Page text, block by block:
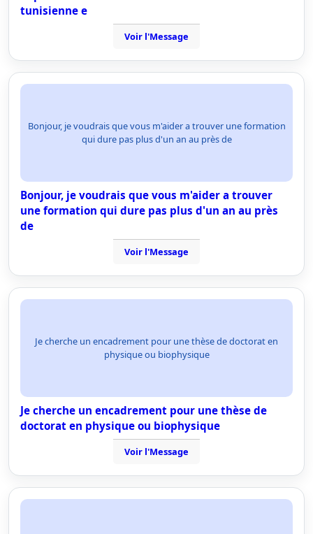
tunisienne e
Voir l'Message
Bonjour, je voudrais que vous m'aider a trouver une formation
qui dure pas plus d'un an au près de
Bonjour, je voudrais que vous m'aider a trouver
une formation qui dure pas plus d'un an au près
de
Voir l'Message
Je cherche un encadrement pour une thèse de doctorat en
physique ou biophysique
Je cherche un encadrement pour une thèse de
doctorat en physique ou biophysique
Voir l'Message